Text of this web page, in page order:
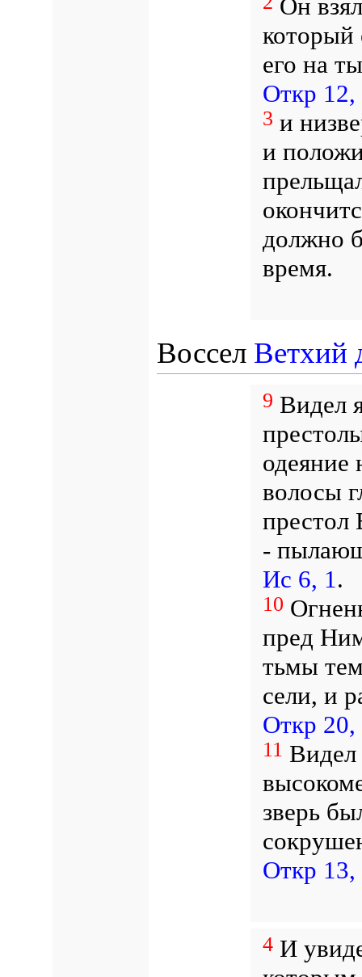
Он
который
его на
Откр 12,
3 и
и
должно
время.
Воссел Ветхий
9 Видел
одеяние
волосы
престол
-
Ис 6, 1.
10
пред
тьмы
сели, и
Откр 20,
11 Видел
зверь
Откр 13,
4И